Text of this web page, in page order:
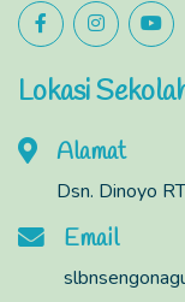
Lokasi
Alamat
Dsn. Dinoyo
Email